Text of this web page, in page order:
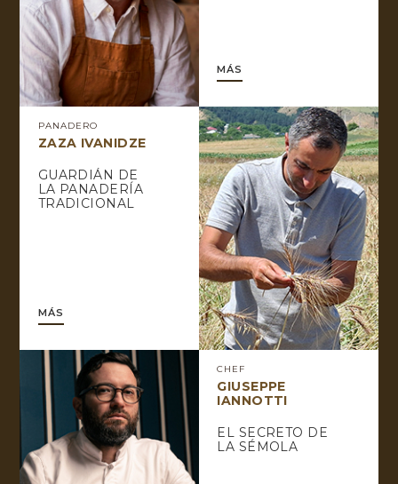
MÁS
PANADERO
ZAZA IVANIDZE
GUARDIÁN DE
LA PANADERÍA
TRADICIONAL
MÁS
CHEF
GIUSEPPE
IANNOTTI
EL SECRETO DE
LA SÉMOLA